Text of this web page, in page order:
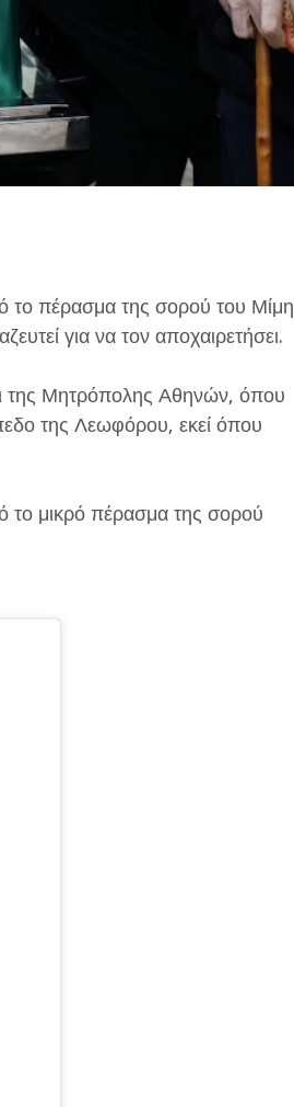
το πέρασμα της σορού του Μίμη
για να τον αποχαιρετήσει.
της Μητρόπολης Αθηνών, όπου
της Λεωφόρου, εκεί όπου
το μικρό πέρασμα της σορού